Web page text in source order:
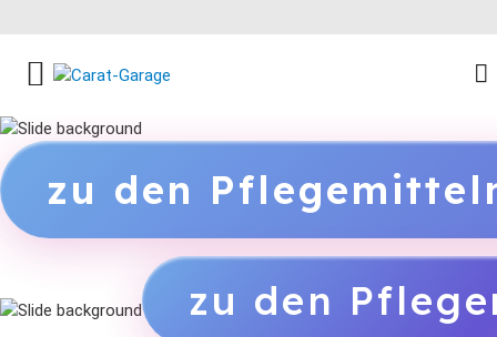
zu den
zu den